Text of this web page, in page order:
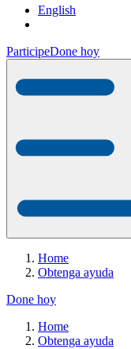
English
ParticipeDone hoy
Home
Obtenga ayuda
Done hoy
Home
Obtenga ayuda